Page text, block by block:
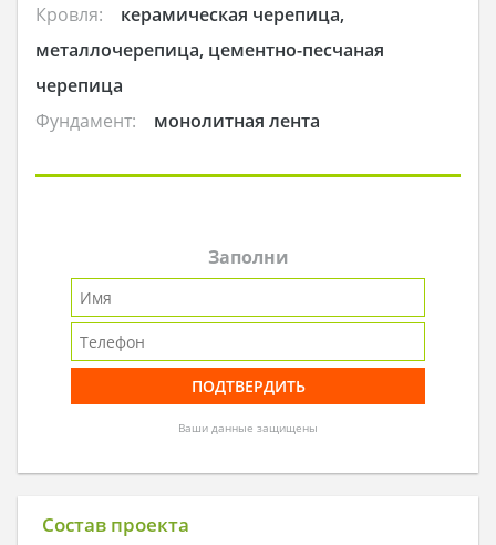
Кровля:
керамическая черепица,
металлочерепица, цементно-песчаная
черепица
Фундамент:
монолитная лента
Заполни
Ваши данные защищены
Состав проекта